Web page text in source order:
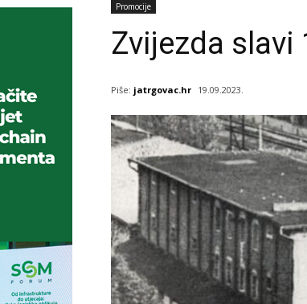
Promocije
Zvijezda slavi
Piše: jatrgovac.hr 19.09.2023.